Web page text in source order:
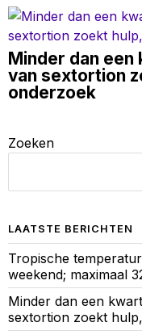
Minder dan
van sextortion
onderzoek
Zoeken
LAATSTE BERICHTEN
Tropische
weekend; maximaal
Minder dan een
sextortion zoekt